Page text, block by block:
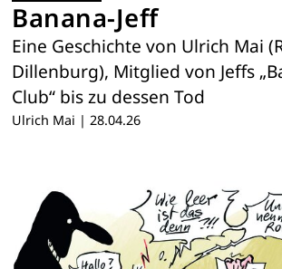
Banana-Jeff
Eine Geschichte von Ulrich Mai
Dillenburg), Mitglied von Jeffs
Club“ bis zu dessen Tod
Ulrich Mai | 28.04.26